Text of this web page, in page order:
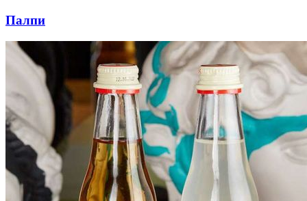
Палпи